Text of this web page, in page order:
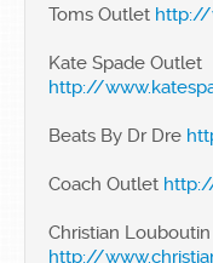
Toms Outlet http://
Kate Spade Outlet
http://
Beats By Dr Dre
Coach Outlet
Christian
http://